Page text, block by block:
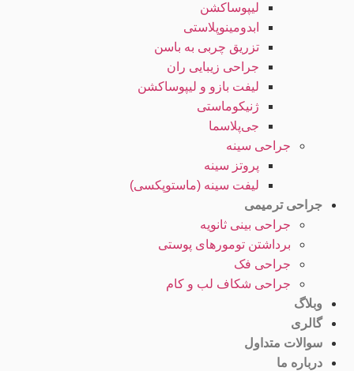
لیپوساکشن
ابدومینوپلاستی
تزریق چربی به باسن
جراحی زیبایی ران
لیفت بازو و لیپوساکشن
ژنیکوماستی
جی‌پلاسما
جراحی سینه
پروتز سینه
لیفت سینه (ماستوپکسی)
جراحی ترمیمی
جراحی بینی ثانویه
برداشتن تومورهای پوستی
جراحی فک
جراحی شکاف لب و کام
وبلاگ
گالری
سوالات متداول
درباره ما